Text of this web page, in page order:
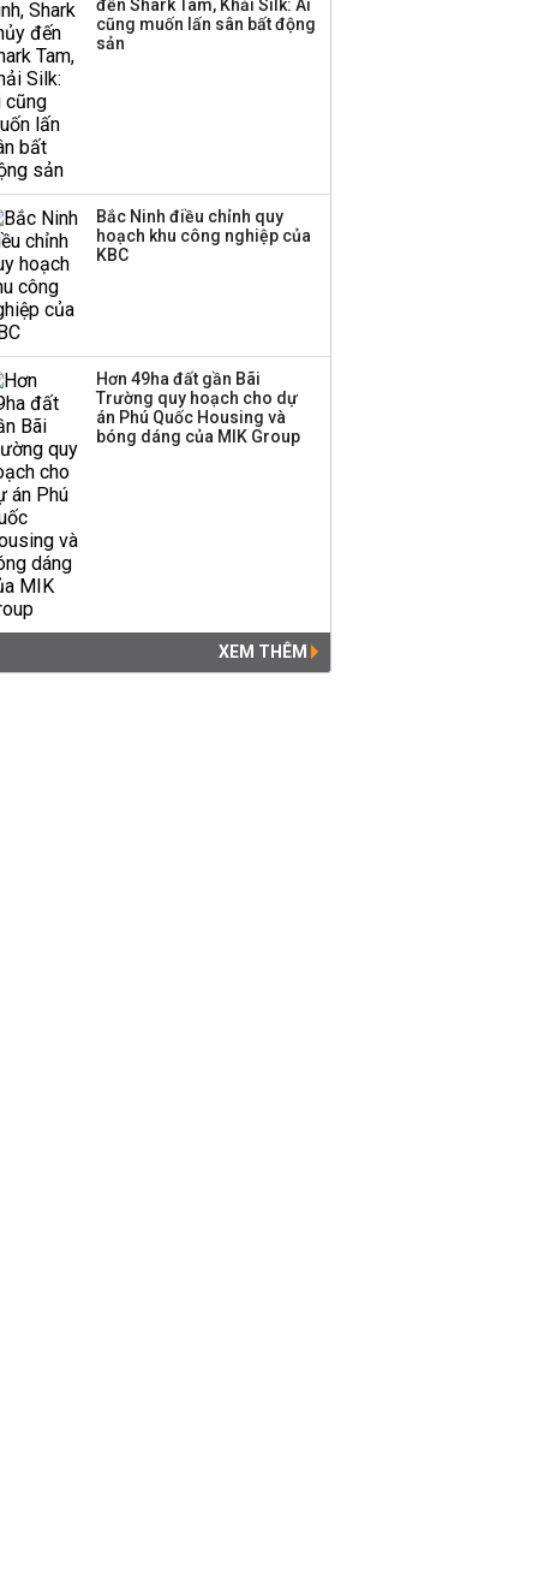
sản trong hai quý đầu năm
KINH DOANH 19:00 | 23/07/2026
Thị trường thường
đến Shark Tam, Khải Silk: Ai
cũng muốn lấn sân bất động
sản
Bắc Ninh điều chỉnh quy
hoạch khu công nghiệp của
KBC
Hơn 49ha đất gần Bãi
Trường quy hoạch cho dự
án Phú Quốc Housing và
bóng dáng của MIK Group
XEM THÊM